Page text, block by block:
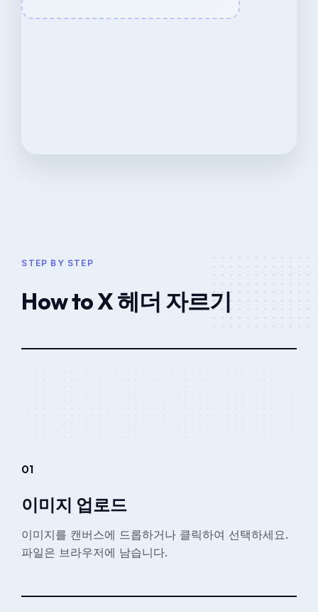
STEP BY STEP
How to X 헤더 자르기
01
이미지 업로드
이미지를 캔버스에 드롭하거나 클릭하여 선택하세요.
파일은 브라우저에 남습니다.